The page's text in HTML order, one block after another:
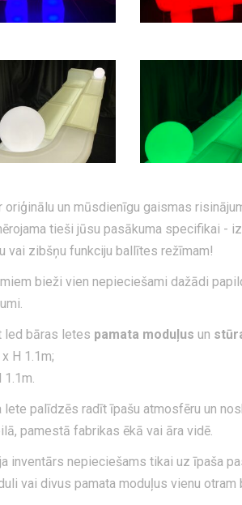
un mūsdienīgu gaismas
tieši jūsu pasākuma specifikai -
vai zibšņu funkciju ballītes režīmam!
bieži vien nepieciešami dažādi
led bāras letes pamata moduļus un
H 1.1m;
palīdzēs radīt īpašu atmosfēru un
pamestā fabrikas ēkā vai āra vidē.
inventārs nepieciešams tikai uz īpaša
vai divus pamata moduļus vienu otram